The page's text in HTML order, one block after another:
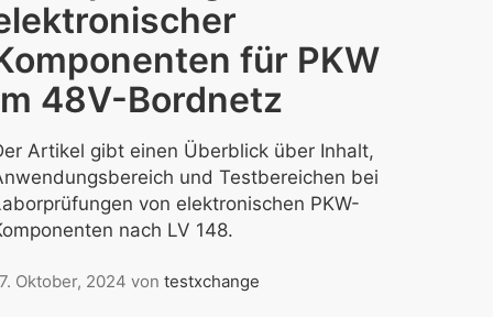
für PKW
48V-Bordnetz
Artikel gibt einen Überblick über Inhalt,
und Testbereichen bei
von elektronischen PKW-
nach LV 148.
Oktober, 2024 von testxchange